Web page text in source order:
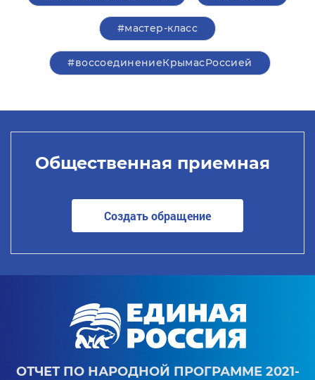
#мастер-класс
#воссоединениеКрымасРоссией
Общественная приемная
Создать обращение
ОТЧЕТ ПО НАРОДНОЙ ПРОГРАММЕ 2021-